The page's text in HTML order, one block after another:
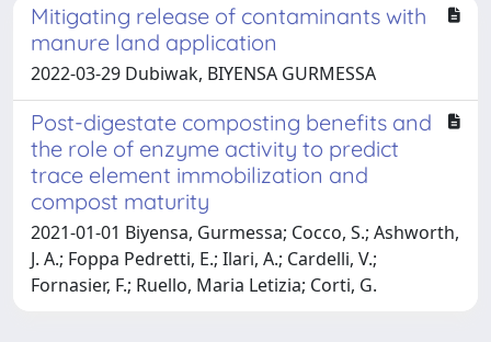
Mitigating release of contaminants with
manure land application
2022-03-29 Dubiwak, BIYENSA GURMESSA
Post-digestate composting benefits and
the role of enzyme activity to predict
trace element immobilization and
compost maturity
2021-01-01 Biyensa, Gurmessa; Cocco, S.; Ashworth,
J. A.; Foppa Pedretti, E.; Ilari, A.; Cardelli, V.;
Fornasier, F.; Ruello, Maria Letizia; Corti, G.